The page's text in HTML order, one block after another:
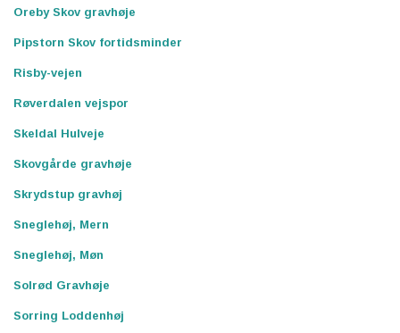
Oreby Skov gravhøje
Pipstorn Skov fortidsminder
Risby-vejen
Røverdalen vejspor
Skeldal Hulveje
Skovgårde gravhøje
Skrydstup gravhøj
Sneglehøj, Mern
Sneglehøj, Møn
Solrød Gravhøje
Sorring Loddenhøj